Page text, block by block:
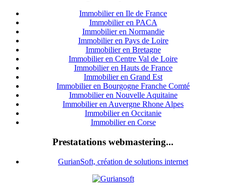
Immobilier en Ile de France
Immobilier en PACA
Immobilier en Normandie
Immobilier en Pays de Loire
Immobilier en Bretagne
Immobilier en Centre Val de Loire
Immobilier en Hauts de France
Immobilier en Grand Est
Immobilier en Bourgogne Franche Comté
Immobilier en Nouvelle Aquitaine
Immobilier en Auvergne Rhone Alpes
Immobilier en Occitanie
Immobilier en Corse
Prestatations webmastering...
GurianSoft, création de solutions internet